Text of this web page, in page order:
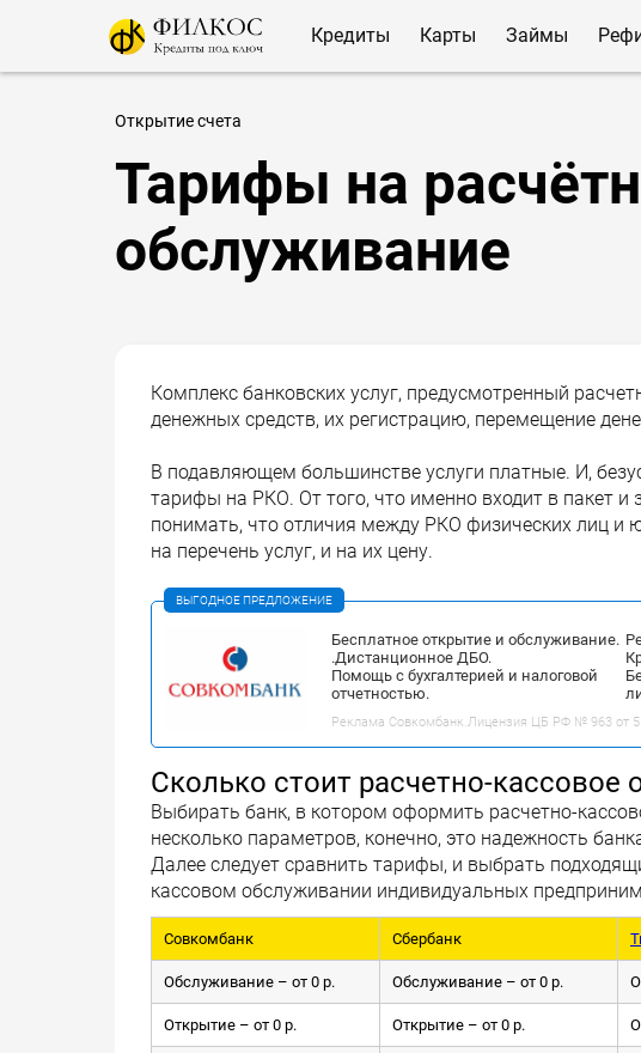
Кредиты Карты Займы
Открытие счета
Тарифы на
обслуживание
Комплекс банковских услуг, предусмотренный
денежных средств, их регистрацию, перемещение
В подавляющем большинстве услуги платные. И,
тарифы на РКО. От того, что именно входит в пакет и
понимать, что отличия между РКО физических лиц и
на перечень услуг, и на их цену.
ВЫГОДНОЕ ПРЕДЛОЖЕНИЕ
Бесплатное открытие и обслуживание.
.Дистанционное ДБО.
Помощь с бухгалтерией и налоговой
отчетностью.
Реклама Совкомбанк.Лицензия ЦБ РФ № 963 от 5
Сколько стоит расчетно-кассовое
Выбирать банк, в котором оформить расчетно-
несколько параметров, конечно, это надежность
Далее следует сравнить тарифы, и выбрать
кассовом обслуживании индивидуальных
Совкомбанк Сбербанк
Обслуживание – от 0 р. Обслуживание – от 0 р.
Открытие – от 0 р. Открытие – от 0 р.